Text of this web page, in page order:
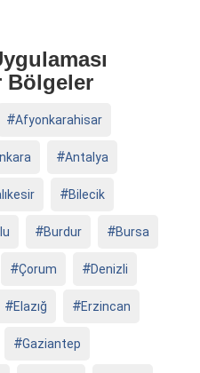
Bölgeler
Afyonkarahisar
Antalya
Bilecik
Burdur Bursa
Çorum Denizli
Elazığ Erzincan
Gaziantep